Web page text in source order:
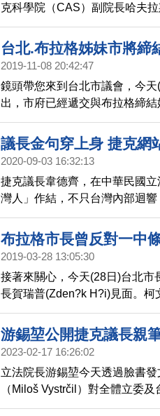
克科學院（CAS）副院長哈夫
大學（UCT）校長馬捷卡（
（CTU）副校長荷力（Radek
立臺北科技大學，由北科大校
台北.布拉格姊妹市將締
2019-11-08 20:42:47
鏡頭帶您來到台北市議會，今
出，市府已經遞交與布拉格締
定。市府方面表示，正式締結
由柯文哲率團到布拉格進行。
議長金句穿上身 捷克網
shirt
2020-09-03 16:32:13
捷克議長韋德齊，在中華民國
灣人」作結，不只台灣內部迴
站，近日開賣「我是台灣人」T-
布拉格市長曾反對一中
2019-03-28 13:05:30
接著來關心，今天(28日)台北
長賀瑞普(Zden?k H?i)見面。柯
反對與北京締結的姊妹市條款
帶您來看。
游錫堃公開捷克議長親
2023-02-17 16:26:02
立法院長游錫堃今天透過臉書
（Miloš Vystrčil）對全體立委及